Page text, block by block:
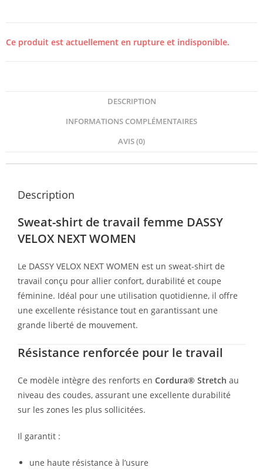
Ce produit est actuellement en rupture et indisponible.
DESCRIPTION
INFORMATIONS COMPLÉMENTAIRES
AVIS (0)
Description
Sweat-shirt de travail femme DASSY
VELOX NEXT WOMEN
Le DASSY VELOX NEXT WOMEN est un sweat-shirt de
travail conçu pour allier confort, durabilité et coupe
féminine. Idéal pour une utilisation quotidienne, il offre
une excellente résistance tout en garantissant une
grande liberté de mouvement.
Résistance renforcée pour le travail
Ce modèle intègre des renforts en Cordura® Stretch au
niveau des coudes, assurant une excellente durabilité
sur les zones les plus sollicitées.
Il garantit :
une haute résistance à l’usure